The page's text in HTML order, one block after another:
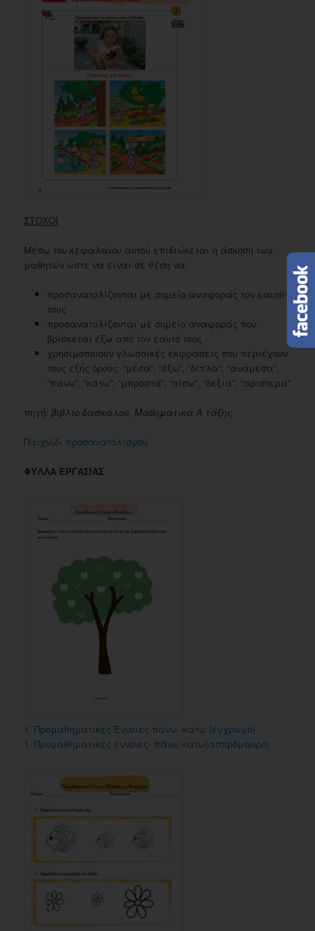
ΣΤΟΧΟΙ
Μέσω του κεφαλαίου αυτού επιδιώκεται η άσκηση των
μαθητών ώστε να είναι σε θέση να:
προσανατολίζονται με σημείο αναφοράς τον εαυτό
τους
προσανατολίζονται με σημείο αναφοράς που
βρίσκεται έξω από τον εαυτό τους
χρησιμοποιούν γλωσσικές εκφράσεις που περιέχουν
τους εξής όρους: “μέσα”, “έξω”, “δίπλα”, “ανάμεσα”,
“πάνω”, “κάτω”, “μπροστά”, “πίσω”, “δεξιά”, “αριστερά”
πηγή:βιβλίο δασκάλου, Μαθηματικά Α τάξης
Παιχνίδι προσανατολισμού
ΦΥΛΛΑ ΕΡΓΑΣΙΑΣ
1. Προμαθηματικές Έννοιες-πάνω -κάτω (έγχρωμο)
1. Προμαθηματικές έννοιες- πάνω-κάτω(ασπρόμαυρο)